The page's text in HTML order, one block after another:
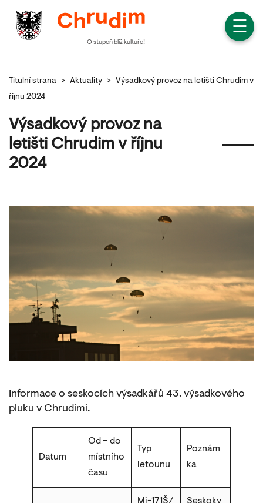
☰
O stupeň blíž kultuře!
Titulní strana > Aktuality >
Výsadkový provoz na letišti Chrudim v
říjnu 2024
Výsadkový provoz na
letišti Chrudim v říjnu
2024
Informace o seskocích výsadkářů 43. výsadkového
pluku v Chrudimi.
Datum
Od – do
místního
času
Typ
letounu
Poznám
ka